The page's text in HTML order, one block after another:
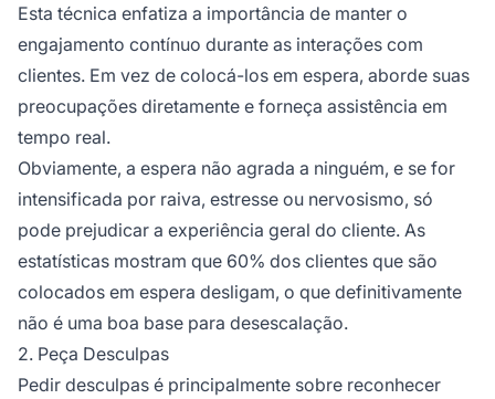
Esta técnica enfatiza a importância de manter o
engajamento contínuo durante as interações com
clientes. Em vez de colocá-los em espera, aborde suas
preocupações diretamente e forneça assistência em
tempo real.
Obviamente, a espera não agrada a ninguém, e se for
intensificada por raiva, estresse ou nervosismo, só
pode prejudicar a experiência geral do cliente. As
estatísticas mostram que 60% dos clientes que são
colocados em espera desligam, o que definitivamente
não é uma boa base para desescalação.
2. Peça Desculpas
Pedir desculpas é principalmente sobre reconhecer